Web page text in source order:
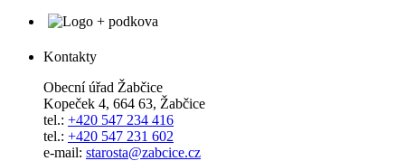
Kontakty
Obecní úřad Žabčice
Kopeček 4, 664 63, Žabčice
tel.: +420 547 234 416
tel.: +420 547 231 602
e-mail: starosta@zabcice.cz